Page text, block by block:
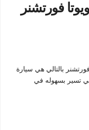
فورتشنر
بالتالي هي سيارة
تسير بسهوله في